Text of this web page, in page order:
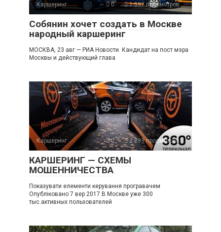
Каршеринг 0 1 597 просмотров
Собянин хочет создать в Москве
народный каршеринг
МОСКВА, 23 авг — РИА Новости. Кандидат на пост мэра
Москвы и действующий глава
Каршеринг 0 2 299 просмотров
КАРШЕРИНГ — СХЕМЫ
МОШЕННИЧЕСТВА
Показувати елементи керування програвачем
Опубліковано 7 вер 2017 В Москве уже 300
тыс.активных пользователей